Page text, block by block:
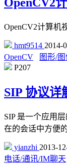
OpenCV2计算机
hmt9514 2014-
OpenCV
图形/
P207
SIP 协议详
SIP 是一个应用
在的会话中方便
yianzhi 2013-
电话/通讯/IM聊天